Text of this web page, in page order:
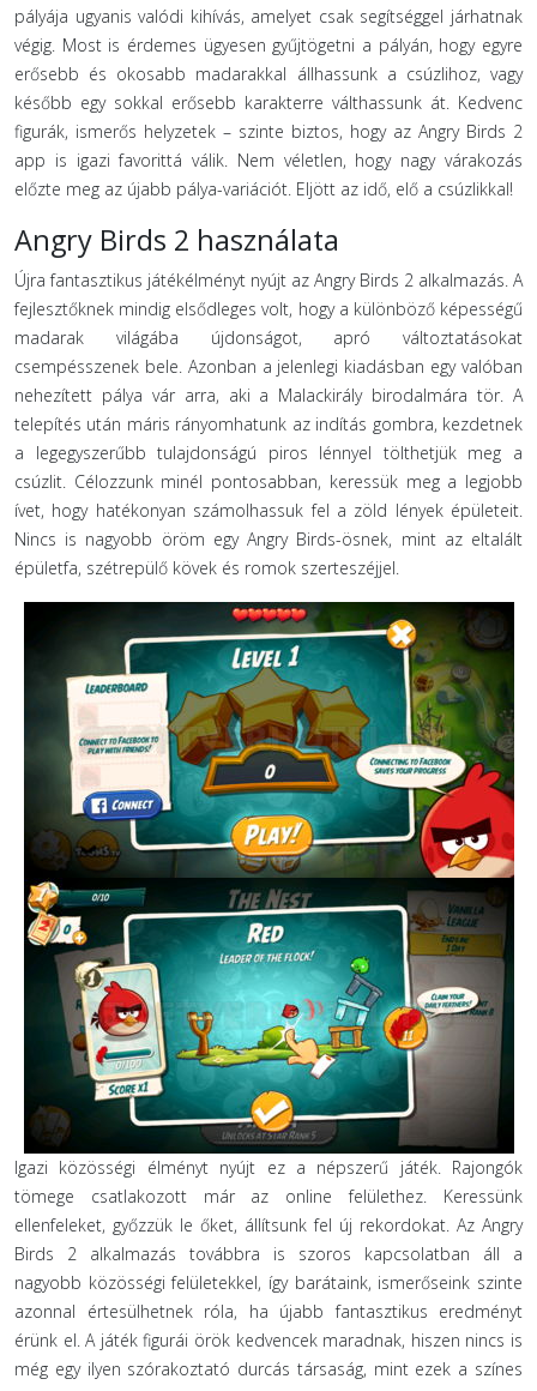
pályája ugyanis valódi kihívás, amelyet csak segítséggel járhatnak
végig. Most is érdemes ügyesen gyűjtögetni a pályán, hogy egyre
erősebb és okosabb madarakkal állhassunk a csúzlihoz, vagy
később egy sokkal erősebb karakterre válthassunk át. Kedvenc
figurák, ismerős helyzetek – szinte biztos, hogy az Angry Birds 2
app is igazi favorittá válik. Nem véletlen, hogy nagy várakozás
előzte meg az újabb pálya-variációt. Eljött az idő, elő a csúzlikkal!
Angry Birds 2 használata
Újra fantasztikus játékélményt nyújt az Angry Birds 2 alkalmazás. A
fejlesztőknek mindig elsődleges volt, hogy a különböző képességű
madarak világába újdonságot, apró változtatásokat
csempésszenek bele. Azonban a jelenlegi kiadásban egy valóban
nehezített pálya vár arra, aki a Malackirály birodalmára tör. A
telepítés után máris rányomhatunk az indítás gombra, kezdetnek
a legegyszerűbb tulajdonságú piros lénnyel tölthetjük meg a
csúzlit. Célozzunk minél pontosabban, keressük meg a legjobb
ívet, hogy hatékonyan számolhassuk fel a zöld lények épületeit.
Nincs is nagyobb öröm egy Angry Birds-ösnek, mint az eltalált
épületfa, szétrepülő kövek és romok szerteszéjjel.
Igazi közösségi élményt nyújt ez a népszerű játék. Rajongók
tömege csatlakozott már az online felülethez. Keressünk
ellenfeleket, győzzük le őket, állítsunk fel új rekordokat. Az Angry
Birds 2 alkalmazás továbbra is szoros kapcsolatban áll a
nagyobb közösségi felületekkel, így barátaink, ismerőseink szinte
azonnal értesülhetnek róla, ha újabb fantasztikus eredményt
érünk el. A játék figurái örök kedvencek maradnak, hiszen nincs is
még egy ilyen szórakoztató durcás társaság, mint ezek a színes